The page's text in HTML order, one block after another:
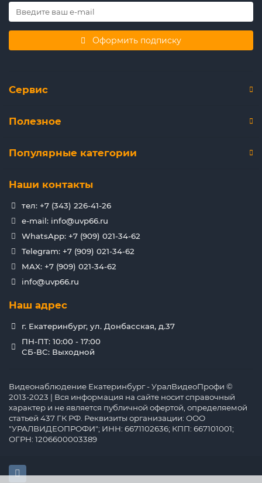
Оформить подписку
Сервис
Полезное
Популярные категории
Наши контакты
тел: +7 (343) 226-41-26
e-mail: info@uvp66.ru
WhatsApp: +7 (909) 021-34-62
Telegram: +7 (909) 021-34-62
MAX: +7 (909) 021-34-62
info@uvp66.ru
Наш адрес
г. Екатеринбург, ул. Донбасская, д.37
ПН-ПТ: 10:00 - 17:00
СБ-ВС: Выходной
Видеонаблюдение Екатеринбург - УралВидеоПрофи ©
2013-2023 | Вся информация на сайте носит справочный
характер и не является публичной офертой, определяемой
статьей 437 ГК РФ. Реквизиты организации: ООО
"УРАЛВИДЕОПРОФИ"; ИНН: 6671102636; КПП: 667101001;
ОГРН: 1206600003389